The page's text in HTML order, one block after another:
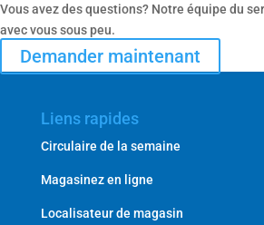
Vous avez des questions? Notre équipe du
avec vous sous peu.
Demander maintenant
Liens rapides
Circulaire de la semaine
Magasinez en ligne
Localisateur de magasin